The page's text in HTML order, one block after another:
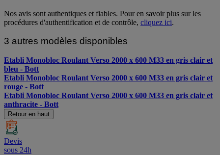
Nos avis sont authentiques et fiables. Pour en savoir plus sur les
procédures d'authentification et de contrôle, cliquez ici.
3 autres modèles disponibles
Etabli Monobloc Roulant Verso 2000 x 600 M33 en gris clair et
bleu - Bott
Etabli Monobloc Roulant Verso 2000 x 600 M33 en gris clair et
rouge - Bott
Etabli Monobloc Roulant Verso 2000 x 600 M33 en gris clair et
anthracite - Bott
Retour en haut
Devis
sous 24h